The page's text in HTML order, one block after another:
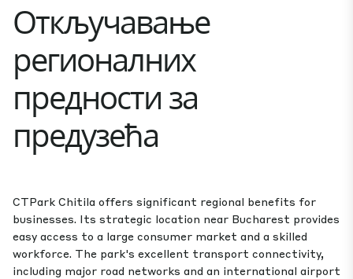
Откључавање
регионалних
предности за
предузећа
CTPark Chitila offers significant regional benefits for
businesses. Its strategic location near Bucharest provides
easy access to a large consumer market and a skilled
workforce. The park's excellent transport connectivity,
including major road networks and an international airport